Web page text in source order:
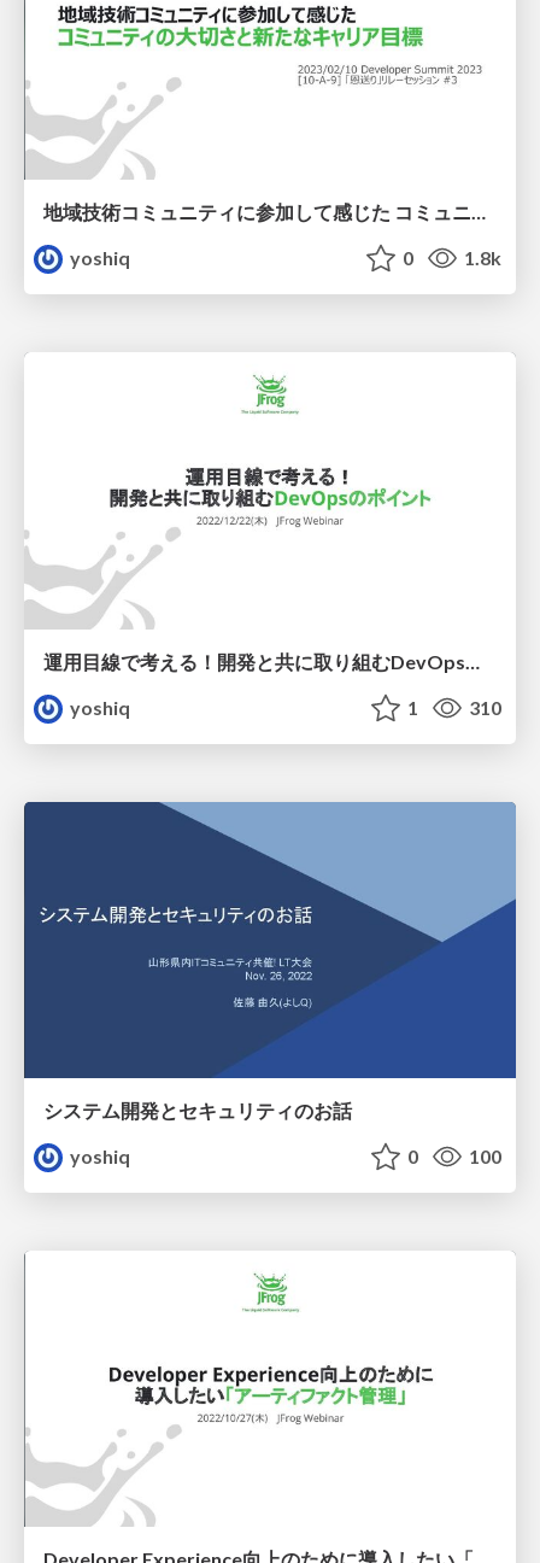
地域技術コミュニティに参加して感じた コミュニティの大切さと新たなキャリア目標
yoshiq
0 1.8k
yoshiq
1 310
システム開発とセキュリティのお話
yoshiq
0 100